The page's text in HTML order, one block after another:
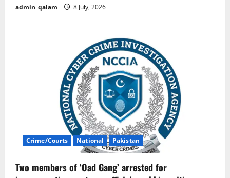
admin_qalam 8 July, 2026
Crime/Courts National Pakistan
Two members of ‘Oad Gang’ arrested for